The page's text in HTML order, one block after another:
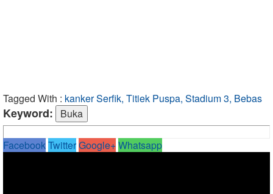
Tagged With : kanker Serfik, Titiek Puspa, Stadium 3, Bebas
Keyword:
FacebookTwitterGoogle+Whatsapp